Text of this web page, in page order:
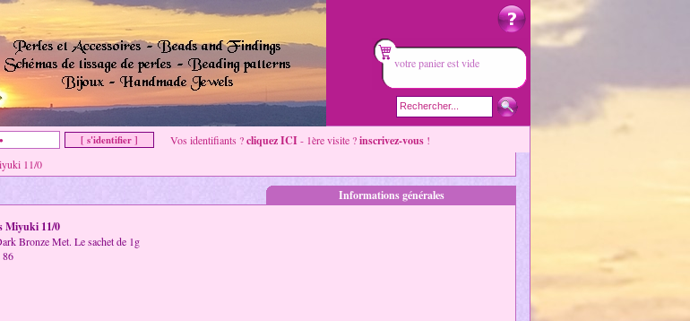
votre panier est vide
Vos identifiants ?cliquez ICI- 1ère visite ?inscrivez-vous !
11/0
Informations générales
Miyuki 11/0
Bronze Met. Le sachet de 1g
86